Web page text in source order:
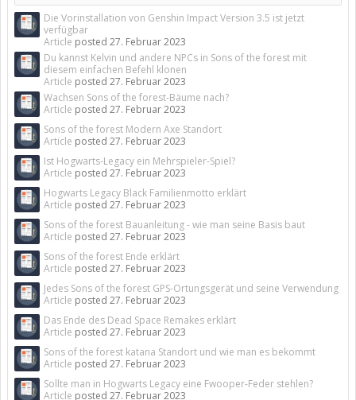
Die Vorinstallation von Genshin Impact Version 3.5 ist jetzt
verfügbar
Article posted 27. Februar 2023
Du kannst Kelvin und andere NPCs in Sons of the forest mit
diesem einfachen Befehl klonen
Article posted 27. Februar 2023
Wachsen Sons of the forest-Bäume nach?
Article posted 27. Februar 2023
Sons of the forest Modern Axe Standort
Article posted 27. Februar 2023
Ist Hogwarts-Legacy ein Mehrspieler-Spiel?
Article posted 27. Februar 2023
Hogwarts Legacy Black Familienmotto erklärt
Article posted 27. Februar 2023
Sons of the forest Bauanleitung - wie man seine Basis baut
Article posted 27. Februar 2023
Sons of the forest Ende erklärt
Article posted 27. Februar 2023
Jedes Sons of the forest GPS-Ortungsgerät und seine Verwendung
Article posted 27. Februar 2023
Das Ende des Dead Space Remakes erklärt
Article posted 27. Februar 2023
Sons of the forest katana Standort und wie man es bekommt
Article posted 27. Februar 2023
Sollte man in Hogwarts Legacy eine Fwooper-Feder stehlen?
Article posted 27. Februar 2023